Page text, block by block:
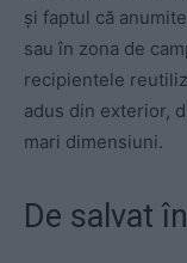
și faptul că
sau în zona de
recipientele
adus din exterior,
mari dimensiuni.
De salvat